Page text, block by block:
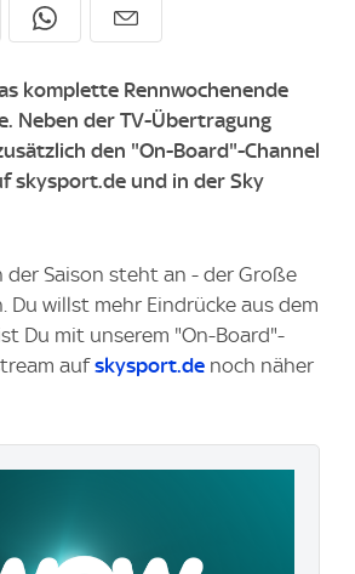
komplette Rennwochenende
Neben der TV-Übertragung
den "On-Board"-Channel
skysport.de und in der Sky
der Saison steht an - der Große
Du willst mehr Eindrücke aus dem
Du mit unserem "On-Board"-
aufskysport.de noch näher